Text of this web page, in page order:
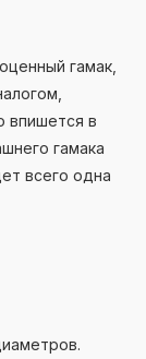
гамак,
впишется в
гамака
всего одна